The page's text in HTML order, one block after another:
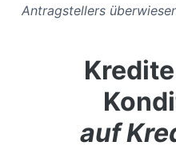
Antragstellers
auf